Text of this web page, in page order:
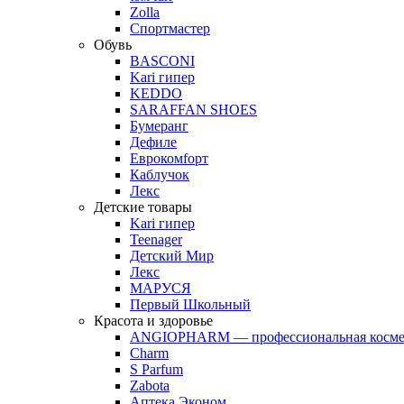
Zolla
Спортмастер
Обувь
BASCONI
Kari гипер
KEDDO
SARAFFAN SHOES
Бумеранг
Дефиле
Еврокомfорт
Каблучок
Лекс
Детские товары
Kari гипер
Teenager
Детский Мир
Лекс
МАРУСЯ
Первый Школьный
Красота и здоровье
ANGIOPHARM — профессиональная
Charm
S Parfum
Zabota